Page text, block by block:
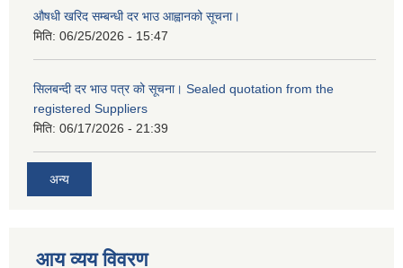
औषधी खरिद सम्बन्धी दर भाउ आह्वानको सूचना।
मिति: 06/25/2026 - 15:47
सिलबन्दी दर भाउ पत्र को सूचना। Sealed quotation from the
registered Suppliers
मिति: 06/17/2026 - 21:39
अन्य
आय व्यय विवरण